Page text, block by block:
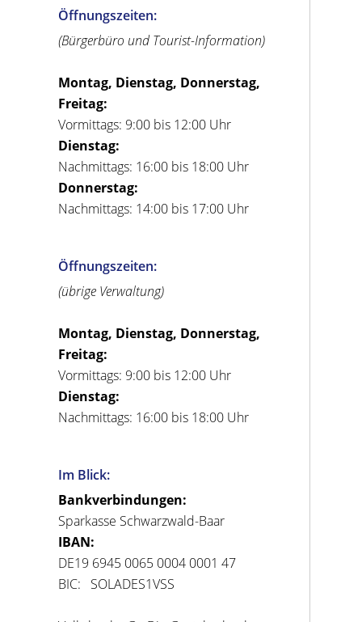
Öffnungszeiten:
(Bürgerbüro und Tourist-Information)
Montag, Dienstag, Donnerstag,
Freitag:
Vormittags: 9:00 bis 12:00 Uhr
Dienstag:
Nachmittags: 16:00 bis 18:00 Uhr
Donnerstag:
Nachmittags: 14:00 bis 17:00 Uhr
Öffnungszeiten:
(übrige Verwaltung)
Montag, Dienstag, Donnerstag,
Freitag:
Vormittags: 9:00 bis 12:00 Uhr
Dienstag:
Nachmittags: 16:00 bis 18:00 Uhr
Im Blick:
Bankverbindungen:
Sparkasse Schwarzwald-Baar
IBAN:
DE19 6945 0065 0004 0001 47
BIC: SOLADES1VSS